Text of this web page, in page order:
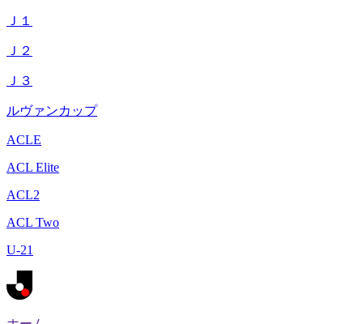
Ｊ１
Ｊ２
Ｊ３
ルヴァンカップ
ACLE
ACL Elite
ACL2
ACL Two
U-21